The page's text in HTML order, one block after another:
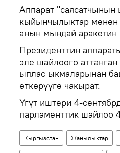
Аппарат "саясатчынын
кыйынчылыктар менен
анын мындай аракетин
Президенттин
эле шайлоого
ыплас ыкмаларынан
өткөрүүгө чакырат.
Үгүт иштери 4-
парламенттик шайлоо
Кыргызстан Жаңылыктар